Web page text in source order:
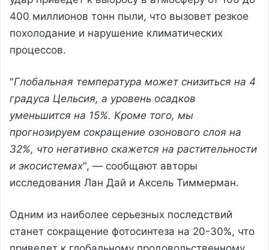
400 миллионов тонн пыли, что вызовет резкое
похолодание и нарушение климатических
процессов.
"Глобальная температура может снизиться на 4
градуса Цельсия, а уровень осадков
уменьшится на 15%. Кроме того, мы
прогнозируем сокращение озонового слоя на
32%, что негативно скажется на растительности
и экосистемах", — сообщают авторы
исследования Лан Дай и Аксель Тиммерман.
Одним из наиболее серьезных последствий
станет сокращение фотосинтеза на 20-30%, что